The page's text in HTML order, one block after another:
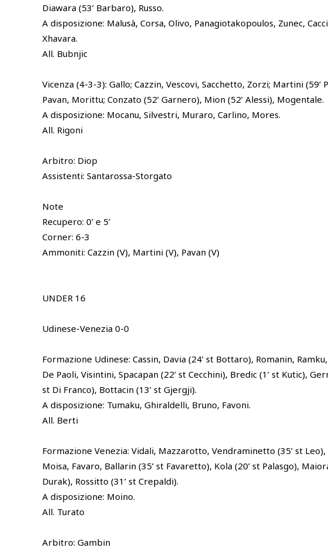
Diawara (53’ Barbaro), Russo.
A disposizione: Malusà, Corsa, Olivo, Panagiotakopoulos, Zunec,
Xhavara.
All. Bubnjic
Vicenza (4-3-3): Gallo; Cazzin, Vescovi, Sacchetto, Zorzi; Martini (59’
Pavan, Morittu; Conzato (52’ Garnero), Mion (52’ Alessi), Mogentale.
A disposizione: Mocanu, Silvestri, Muraro, Carlino, Mores.
All. Rigoni
Arbitro: Diop
Assistenti: Santarossa-Storgato
Note
Recupero: 0’ e 5’
Corner: 6-3
Ammoniti: Cazzin (V), Martini (V), Pavan (V)
UNDER 16
Udinese-Venezia 0-0
Formazione Udinese: Cassin, Davia (24’ st Bottaro), Romanin,
De Paoli, Visintini, Spacapan (22’ st Cecchini), Bredic (1’ st Kutic),
st Di Franco), Bottacin (13’ st Gjergji).
A disposizione: Tumaku, Ghiraldelli, Bruno, Favoni.
All. Berti
Formazione Venezia: Vidali, Mazzarotto, Vendraminetto (35’ st Leo),
Moisa, Favaro, Ballarin (35’ st Favaretto), Kola (20’ st Palasgo),
Durak), Rossitto (31’ st Crepaldi).
A disposizione: Moino.
All. Turato
Arbitro: Gambin